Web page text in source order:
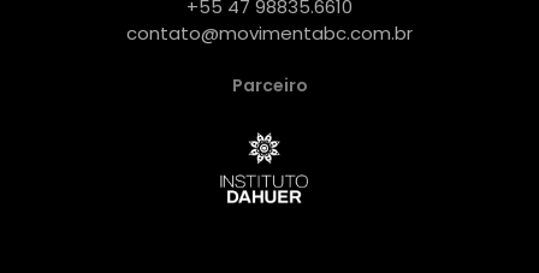
+55 47 98835.6610
contato@movimentabc.com.br
Parceiro